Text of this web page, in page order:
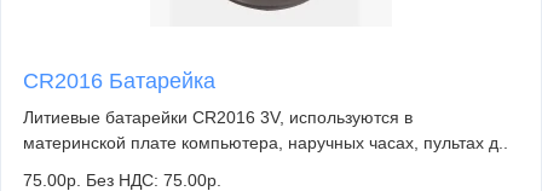
CR2016 Батарейка
Литиевые батарейки CR2016 3V, используются в
материнской плате компьютера, наручных часах, пультах д..
75.00р. Без НДС: 75.00р.